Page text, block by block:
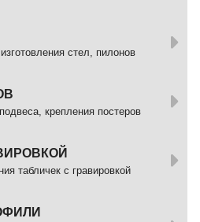
стел, пилонов
крепления постеров
табличек с гравировкой